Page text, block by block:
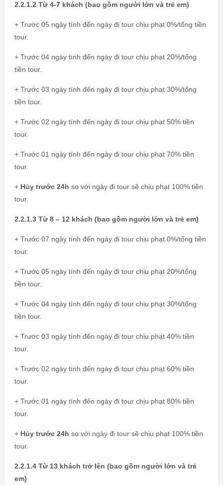
2.2.1.2 Từ 4-7 khách (bao gồm người lớn và trẻ em)
+ Trước 05 ngày tính đến ngày đi tour chịu phạt 0%/tổng tiền
tour.
+ Trước 04 ngày tính đến ngày đi tour chịu phạt 20%/tổng
tiền tour.
+ Trước 03 ngày tính đến ngày đi tour chịu phạt 30%/tổng
tiền tour.
+ Trước 02 ngày tính đến ngày đi tour chịu phạt 50% tiền
tour.
+ Trước 01 ngày tính đến ngày đi tour chịu phạt 70% tiền
tour.
+ Hủy trước 24h so với ngày đi tour sẽ chịu phạt 100% tiền
tour.
2.2.1.3 Từ 8 – 12 khách (bao gồm người lớn và trẻ em)
+ Trước 07 ngày tính đến ngày đi tour chịu phạt 0%/tổng tiền
tour.
+ Trước 05 ngày tính đến ngày đi tour chịu phạt 20%/tổng
tiền tour.
+ Trước 04 ngày tính đến ngày đi tour chịu phạt 30%/tổng
tiền tour.
+ Trước 03 ngày tính đến ngày đi tour chịu phạt 40% tiền
tour.
+ Trước 02 ngày tính đến ngày đi tour chịu phạt 60% tiền
tour.
+ Trước 01 ngày tính đến ngày đi tour chịu phạt 80% tiền
tour.
+ Hủy trước 24h so với ngày đi tour sẽ chịu phạt 100% tiền
tour.
2.2.1.4 Từ 13 khách trở lên (bao gồm người lớn và trẻ
em)